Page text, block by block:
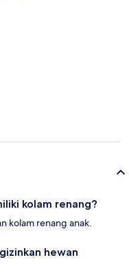
kolam renang?
kolam renang anak.
hewan